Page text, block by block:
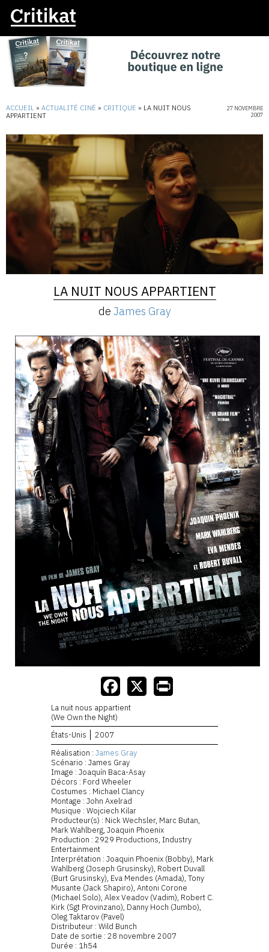
ACCUEIL » ACTUALITÉ CINÉ » CRITIQUE » LA NUIT NOUS
APPARTIENT
27 NOVEMBRE
2007
LA NUIT NOUS APPARTIENT
de James Gray
La nuit nous appartient
(We Own the Night)
États-Unis
2007
Réalisation : James Gray
Scénario : James Gray
Image : Joaquín Baca-Asay
Décors : Ford Wheeler
Costumes : Michael Clancy
Montage : John Axelrad
Musique : Wojciech Kilar
Producteur(s) : Nick Wechsler, Marc Butan,
Mark Wahlberg, Joaquin Phoenix
Production : 2929 Productions, Industry
Entertainment
Interprétation : Joaquin Phoenix (Bobby), Mark
Wahlberg (Joseph Grusinsky), Robert Duvall
(Burt Grusinsky), Eva Mendes (Amada), Tony
Musante (Jack Shapiro), Antoni Corone
(Michael Solo), Alex Veadov (Vadim), Robert C.
Kirk (Sgt Provinzano), Danny Hoch (Jumbo),
Oleg Taktarov (Pavel)
Distributeur : Wild Bunch
Date de sortie : 28 novembre 2007
Durée : 1h54